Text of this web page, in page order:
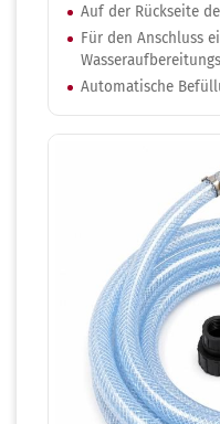
Auf der Rückseite
Für den Anschluss
Automatische